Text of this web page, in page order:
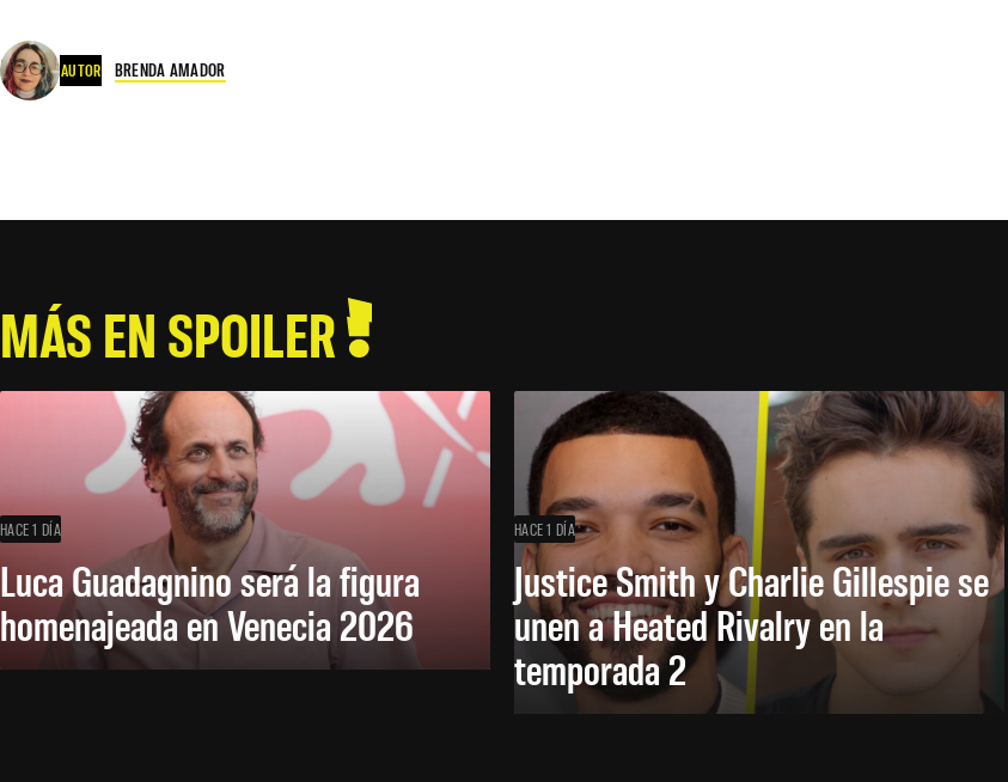
AUTOR BRENDA AMADOR
MÁS EN SPOILER
HACE 1 DÍA
Luca Guadagnino será la figura
homenajeada en Venecia 2026
HACE 1 DÍA
Justice Smith y Charlie Gillespie se
unen a Heated Rivalry en la
temporada 2